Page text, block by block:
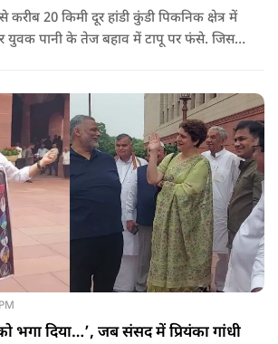
20 किमी दूर हांडी कुंडी पिकनिक क्षेत्र में
युवक पानी के तेज बहाव में टापू पर फंसे. जिसके
भगा दिया…’, जब संसद में प्रियंका गांधी